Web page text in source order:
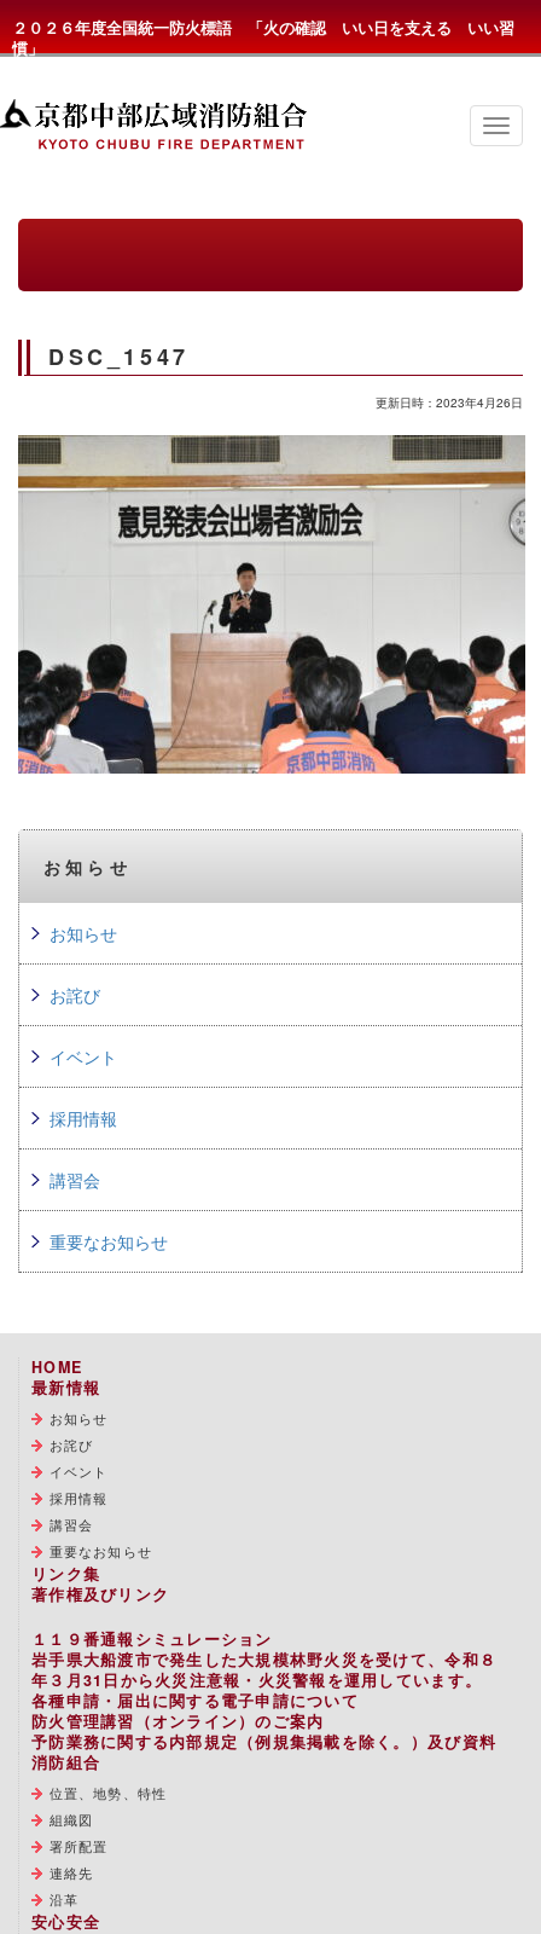
２０２６年度全国統一防火標語 「火の確認 いい日を支える いい習
慣」
京
都
組
ニ
ー
DSC_1547
更新日時：2023年4月26日
お知らせ
お知らせ
お詫び
イベント
採用情報
講習会
重要なお知らせ
HOME
最新情報
お知らせ
お詫び
イベント
採用情報
講習会
重要なお知らせ
リンク集
著作権及びリンク
１１９番通報シミュレーション
岩手県大船渡市で発生した大規模林野火災を受けて、令和８
年３月31日から火災注意報・火災警報を運用しています。
各種申請・届出に関する電子申請について
防火管理講習（オンライン）のご案内
予防業務に関する内部規定（例規集掲載を除く。）及び資料
消防組合
位置、地勢、特性
組織図
署所配置
連絡先
沿革
安心安全